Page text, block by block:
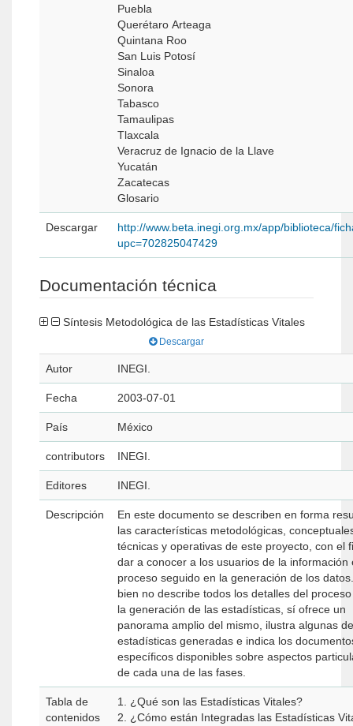
Puebla
Querétaro Arteaga
Quintana Roo
San Luis Potosí
Sinaloa
Sonora
Tabasco
Tamaulipas
Tlaxcala
Veracruz de Ignacio de la Llave
Yucatán
Zacatecas
Glosario
Descargar
http://www.beta.inegi.org.mx/app/biblioteca/
upc=702825047429
Documentación técnica
Síntesis Metodológica de las Estadísticas Vitales
Descargar
Autor INEGI.
Fecha 2003-07-01
País México
contributors INEGI.
Editores INEGI.
Descripción
En este documento se describen en forma
las características metodológicas,
técnicas y operativas de este proyecto, con el
dar a conocer a los usuarios de la información
proceso seguido en la generación de los
bien no describe todos los detalles del
la generación de las estadísticas, sí ofrece un
panorama amplio del mismo, ilustra algunas
estadísticas generadas e indica los
específicos disponibles sobre aspectos
de cada una de las fases.
Tabla de
contenidos
1. ¿Qué son las Estadísticas Vitales?
2. ¿Cómo están Integradas las Estadísticas